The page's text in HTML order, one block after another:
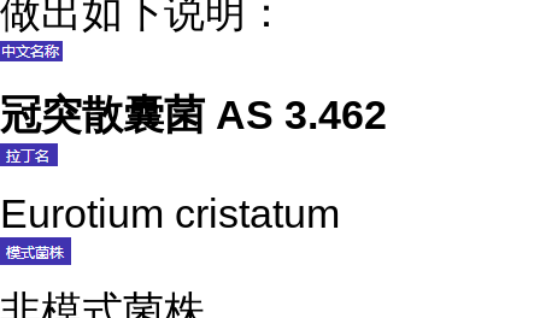
做出如下说明：
冠突散囊菌 AS 3.462
Eurotium cristatum